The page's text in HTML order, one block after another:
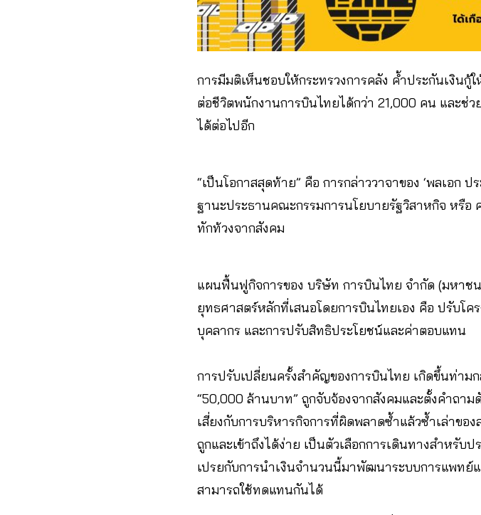
การมีมติเห็นชอบให้กระทรวงการคลัง ค้ำประกันเงิน
ต่อชีวิตพนักงานการบินไทยได้กว่า 21,000 คน และช่
ได้ต่อไปอีก
“เป็นโอกาสสุดท้าย” คือ การกล่าววาจาของ ‘พลเอก
ฐานะประธานคณะกรรมการนโยบายรัฐวิสาหกิจ หรือ
ทักท้วงจากสังคม
แผนฟื้นฟูกิจการของ บริษัท การบินไทย จำกัด (มหาช
ยุทธศาสตร์หลักที่เสนอโดยการบินไทยเอง คือ ปรับโ
บุคลากร และการปรับสิทธิประโยชน์และค่าตอบแทน
การปรับเปลี่ยนครั้งสำคัญของการบินไทย เกิดขึ้นท่าม
“50,000 ล้านบาท” ถูกจับจ้องจากสังคมและตั้งคำถาม
เสี่ยงกับการบริหารกิจการที่ผิดพลาดซ้ำแล้วซ้ำเล่าข
ถูกและเข้าถึงได้ง่าย เป็นตัวเลือกการเดินทางสำหรับ
เปรยกับการนำเงินจำนวนนี้มาพัฒนาระบบการแพทย์
สามารถใช้ทดแทนกันได้